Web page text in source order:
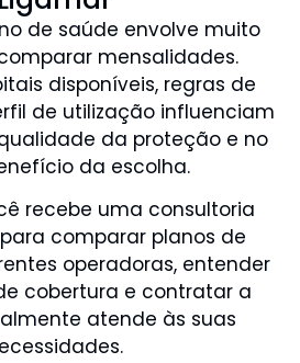
de saúde envolve muito
mensalidades.
disponíveis, regras de
de utilização influenciam
da proteção e no
da escolha.
recebe uma consultoria
comparar planos de
operadoras, entender
cobertura e contratar a
atende às suas